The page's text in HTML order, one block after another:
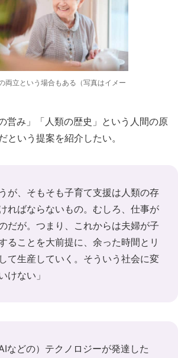
両立という場合もある（写真はイメー
営み」「人類の歴史」という人間の原
という提案を紹介したい。
が、そもそも子育て支援は人類の存
ればならないもの。むしろ、仕事が
だが。つまり、これからは夫婦が子
ることを大前提に、余った時間とリ
て生産していく。そういう社会に変
けない」
などの）テクノロジーが発達した